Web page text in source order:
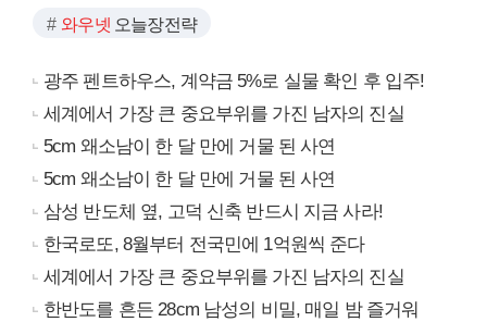
와우넷 오늘장전략
광주 펜트하우스, 계약금 5%로 실물 확인 후 입주!
세계에서 가장 큰 중요부위를 가진 남자의 진실
5cm 왜소남이 한 달 만에 거물 된 사연
5cm 왜소남이 한 달 만에 거물 된 사연
삼성 반도체 옆, 고덕 신축 반드시 지금 사라!
한국로또, 8월부터 전국민에 1억원씩 준다
세계에서 가장 큰 중요부위를 가진 남자의 진실
한반도를 흔든 28cm 남성의 비밀, 매일 밤 즐거워